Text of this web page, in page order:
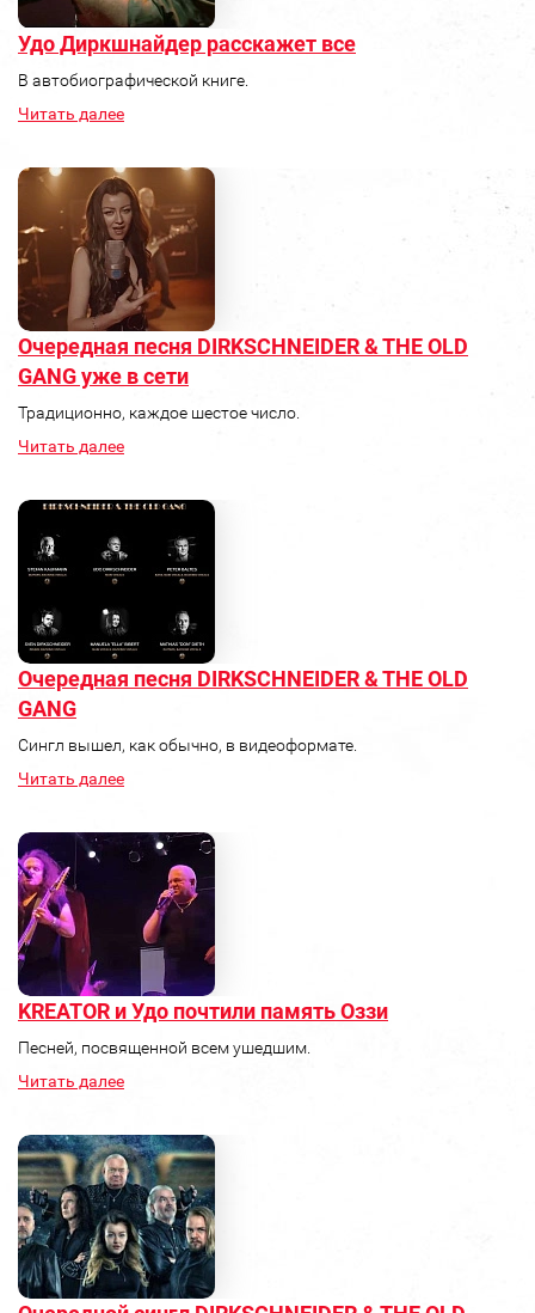
Удо Диркшнайдер расскажет все
В автобиографической книге.
Читать далее
Очередная песня DIRKSCHNEIDER & THE OLD
GANG уже в сети
Традиционно, каждое шестое число.
Читать далее
Очередная песня DIRKSCHNEIDER & THE OLD
GANG
Сингл вышел, как обычно, в видеоформате.
Читать далее
KREATOR и Удо почтили память Оззи
Песней, посвященной всем ушедшим.
Читать далее